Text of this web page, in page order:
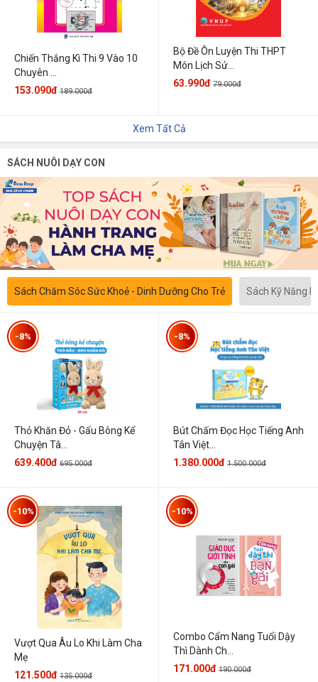
Chiến Thắng Kì Thi 9 Vào 10
Chuyên ...
153.090đ 189.000đ
Bộ Đề Ôn Luyện Thi THPT
Môn Lịch Sử...
63.990đ 79.000đ
Xem Tất Cả
SÁCH NUÔI DẠY CON
Sách Chăm Sóc Sức Khoẻ - Dinh Dưỡng Cho Trẻ Sách Kỹ Năng
Thỏ Khăn Đỏ - Gấu Bông Kể
Chuyện Tâ...
-8%
639.400đ 695.000đ
Bút Chấm Đọc Học Tiếng Anh
Tân Việt...
-8%
1.380.000đ 1.500.000đ
Vượt Qua Âu Lo Khi Làm Cha
Mẹ
-10%
121.500đ 135.000đ
Combo Cẩm Nang Tuổi Dậy
Thì Dành Ch...
-10%
171.000đ 190.000đ